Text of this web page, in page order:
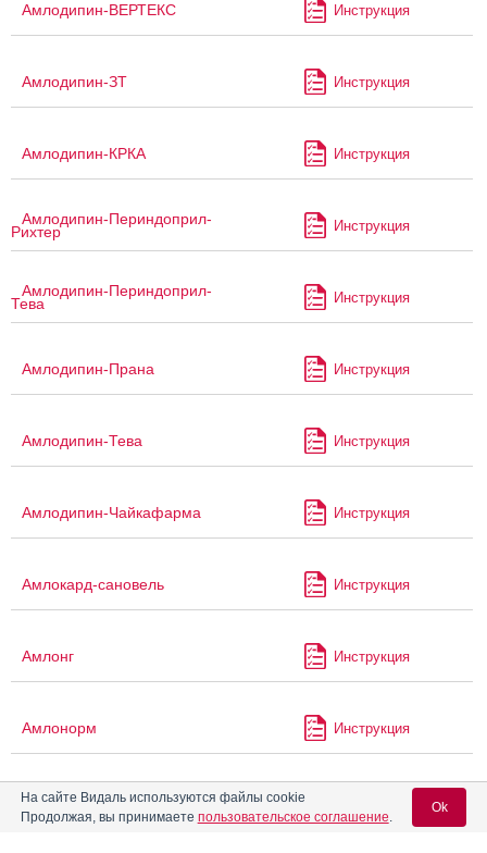
Амлодипин-ВЕРТЕКС Инструкция
Амлодипин-ЗТ Инструкция
Амлодипин-КРКА Инструкция
Амлодипин-Периндоприл-
Рихтер Инструкция
Амлодипин-Периндоприл-
Тева Инструкция
Амлодипин-Прана Инструкция
Амлодипин-Тева Инструкция
Амлодипин-Чайкафарма Инструкция
Амлокард-сановель Инструкция
Амлонг Инструкция
Амлонорм Инструкция
Амлотоп
На сайте Видаль используются файлы cookie
Продолжая, вы принимаете пользовательское соглашение.
Ok